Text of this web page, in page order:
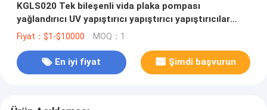
KGLS020 Tek bileşenli vida plaka pompası
yağlandırıcı UV yapıştırıcı yapıştırıcı yapıştırıcılar
mühürleyici ısı ileten yapıştırıcı yapı yapıştırıcıları
Fiyat：$1-$10000 MOQ：1
En iyi fiyat Şimdi başvurun